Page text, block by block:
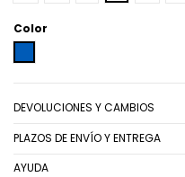
Color
DEVOLUCIONES Y CAMBIOS
PLAZOS DE ENVÍO Y ENTREGA
AYUDA